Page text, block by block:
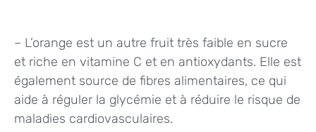
– L’orange est un autre fruit très faible en sucre
et riche en vitamine C et en antioxydants. Elle est
également source de fibres alimentaires, ce qui
aide à réguler la glycémie et à réduire le risque de
maladies cardiovasculaires.